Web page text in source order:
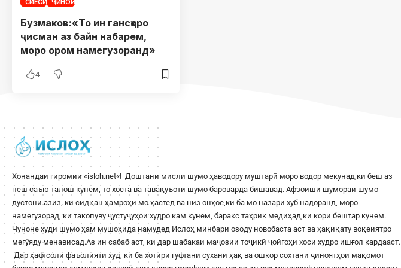
Бузмаков:«То ин гансҳоро
ҷисман аз байн набарем,
моро ором намегузоранд»
4
Хонандаи гиромии «isloh.net«! Доштани мисли шумо ҳаводору муштарӣ моро водор мекунад,ки беш аз
пеш саъю талош кунем, то хоста ва тавақуъоти шумо бароварда бишавад. Афзоиши шумораи шумо
дустони азиз, ки сидқан ҳамроҳи мо ҳастед ва низ онҳое,ки ба мо назари хуб надоранд, моро
намегузорад, ки такопуву ҷустуҷуҳои худро кам кунем, баракс таҳрик медиҳад,ки кори бештар кунем.
Чуноне худи шумо ҳам мушоҳида намудед Ислоҳ минбари озоду новобаста аст ва ҳақиқату воқеиятро
мегӯяду менависад.Аз ин сабаб аст, ки дар шабакаи маҷозии тоҷикӣ ҷойгоҳи хоси худро ишғол кардааст.
Дар ҳафтсоли фаъолияти худ, ки ба хотири гуфтани сухани ҳақ ва ошкор сохтани ҷиноятҳои мақомот